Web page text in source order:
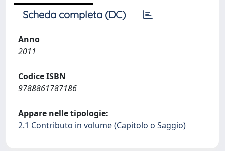
Scheda completa (DC)
Anno
2011
Codice ISBN
9788861787186
Appare nelle tipologie:
2.1 Contributo in volume (Capitolo o Saggio)